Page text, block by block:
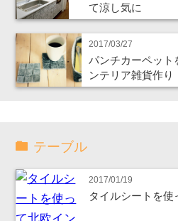
て涼し気に
2017/03/27
パンチカーペット
ンテリア雑貨作り
テーブル
2017/01/19
タイルシートを使